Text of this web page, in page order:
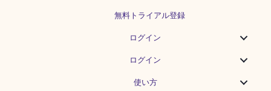
無料トライアル登録
ログイン
ログイン
使い方